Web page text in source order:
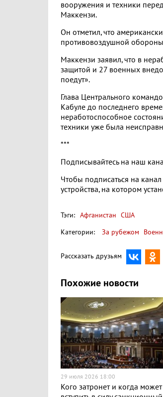
вооружения и техники
Маккензи.
Он отметил, что
противовоздушной обороны
Маккензи заявил, что в
защитой и 27 военных
поедут».
Глава Центрального
Кабуле до последнего
неработоспособное
техники уже была
***
Подписывайтесь на наш
Чтобы подписаться на
устройства, на котором
Тэги: Афганистан США
Категории:
За рубежом
Рассказать друзьям
Похожие новости
29 июля 2026 18:00
Кого затронет и когда может